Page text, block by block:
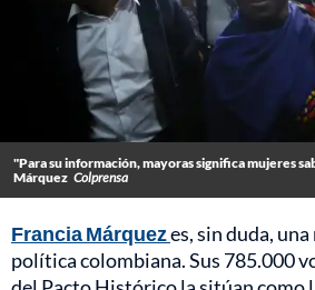
"Para su información, mayoras significa mujeres
Márquez Colprensa
Francia Márquezes, sin duda,
política colombiana. Sus 785.000